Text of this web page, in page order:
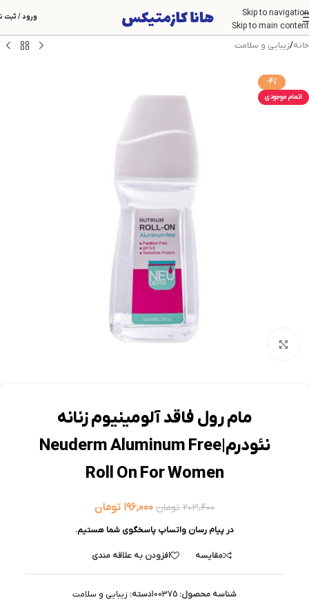
Skip to navigation
Skip to main content
ورود / ثبت
خانه/زیبایی و سلامت
-4%
اتمام موجودی
بزرگنمایی تصویر
مام رول فاقد آلومینیوم زنانه
نئودرم|Neuderm Aluminum Free
Roll On For Women
۲۰۳,۴۰۰ تومان ۱۹۶,۰۰۰ تومان
در پیام رسان واتساپ پاسخگوی شما هستیم.
مقایسه افزودن به علاقه مندی
شناسه محصول: 100375دسته: زیبایی و سلامت